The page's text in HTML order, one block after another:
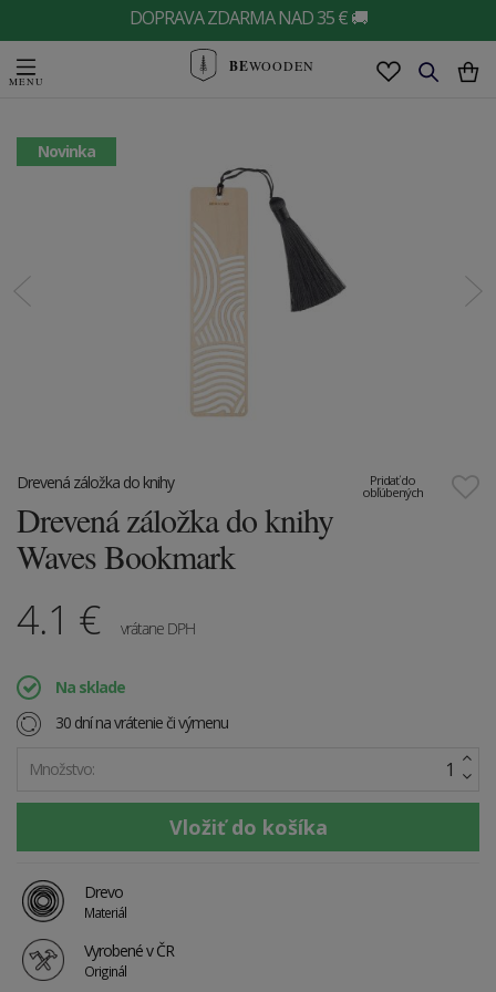
DOPRAVA ZDARMA NAD 35 € 🚚
BEWOODEN
Novinka
Pridať do
obľúbených
Drevená záložka do knihy
Drevená záložka do knihy
Waves Bookmark
4.1 € vrátane DPH
Na sklade
30 dní na vrátenie či výmenu
Množstvo:
Drevo
Materiál
Vyrobené v ČR
Originál